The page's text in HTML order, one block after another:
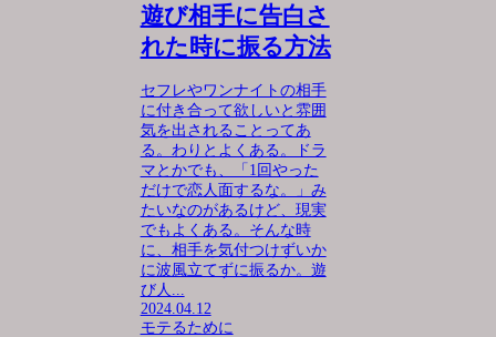
遊び相手に告白さ
れた時に振る方法
セフレやワンナイトの相手
に付き合って欲しいと雰囲
気を出されることってあ
る。わりとよくある。ドラ
マとかでも、「1回やった
だけで恋人面するな。」み
たいなのがあるけど、現実
でもよくある。そんな時
に、相手を気付つけずいか
に波風立てずに振るか。遊
び人...
2024.04.12
モテるために